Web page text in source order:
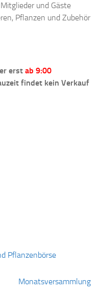
und Gäste
Pflanzen und Zubehör
erst ab 9:00
findet kein Verkauf
Pflanzenbörse
Monatsversammlung